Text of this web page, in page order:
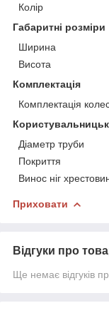
Колір
Габаритні розміри
Ширина
Висота
Комплектація
Комплектація
Діаметр труби
Покриття
Винос ніг
Приховати
Відгуки про
Ще немає відгуків